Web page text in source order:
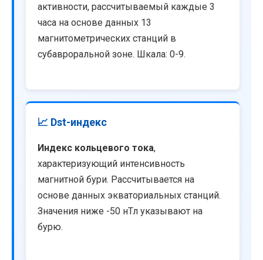
активности, рассчитываемый каждые 3
часа на основе данных 13
магнитометрических станций в
субавроральной зоне. Шкала: 0-9.
📈 Dst-индекс
Индекс кольцевого тока,
характеризующий интенсивность
магнитной бури. Рассчитывается на
основе данных экваториальных станций.
Значения ниже -50 нТл указывают на
бурю.